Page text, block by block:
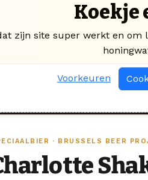
· BRUSSELS BEER
Koekje
zijn site super werkt en
Voorkeuren